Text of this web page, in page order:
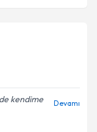
kendime
Devamı